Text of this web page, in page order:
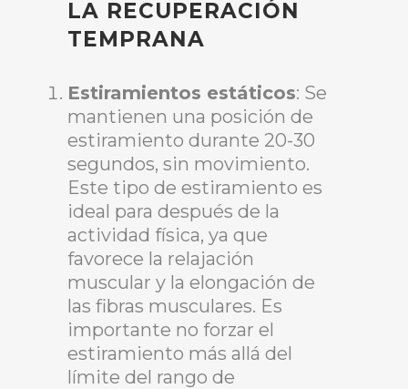
LA RECUPERACIÓN
TEMPRANA
Estiramientos estáticos: Se
mantienen una posición de
estiramiento durante 20-30
segundos, sin movimiento.
Este tipo de estiramiento es
ideal para después de la
actividad física, ya que
favorece la relajación
muscular y la elongación de
las fibras musculares. Es
importante no forzar el
estiramiento más allá del
límite del rango de